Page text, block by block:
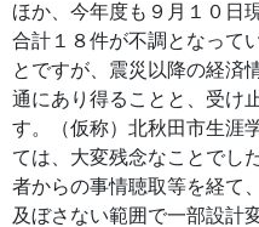
ほか、今年度も９月１０日
合計１８件が不調となって
とですが、震災以降の経済
通にあり得ることと、受け
す。（仮称）北秋田市生涯
ては、大変残念なことでし
者からの事情聴取等を経て
及ぼさない範囲で一部設計